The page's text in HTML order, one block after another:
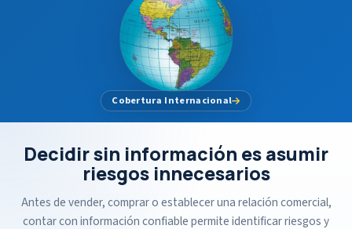
Cobertura Internacional
Decidir sin información es asumir
riesgos innecesarios
Antes de vender, comprar o establecer una relación comercial,
contar con información confiable permite identificar riesgos y